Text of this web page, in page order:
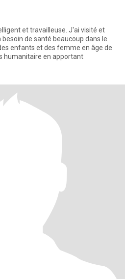
et travailleuse. J'ai visité et
de santé beaucoup dans le
enfants et des femme en âge de
humanitaire en apportant